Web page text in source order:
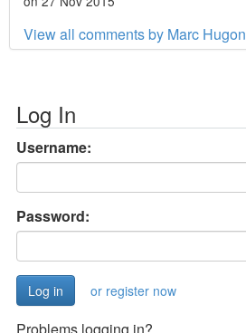
View all comments by Marc Hugon
Log In
Username:
Password:
or register now